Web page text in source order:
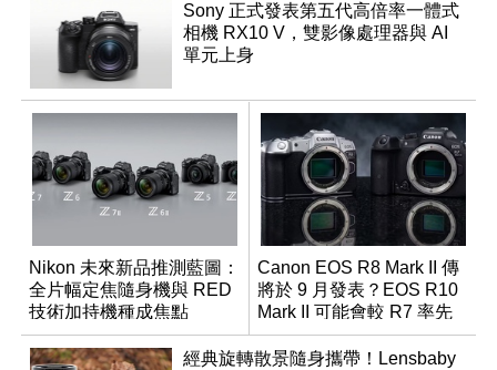
Sony 正式發表第五代高倍率一體式
相機 RX10 V，雙影像處理器與 AI
單元上身
Nikon 未來新品推測藍圖：
全片幅定焦隨身機與 RED
技術加持機種成焦點
Canon EOS R8 Mark II 傳
將於 9 月發表？EOS R10
Mark II 可能會較 R7 率先
推出
經典旋轉散景隨身攜帶！Lensbaby